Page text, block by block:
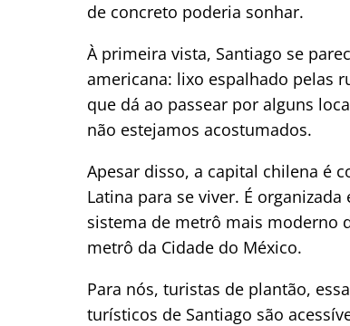
de concreto poderia sonhar.
À primeira vista, Santiago se
americana: lixo espalhado pelas
que dá ao passear por alguns
não estejamos acostumados.
Apesar disso, a capital chilena é
Latina para se viver. É
sistema de metrô mais moderno
metrô da Cidade do México.
Para nós, turistas de plantão,
turísticos de Santiago são